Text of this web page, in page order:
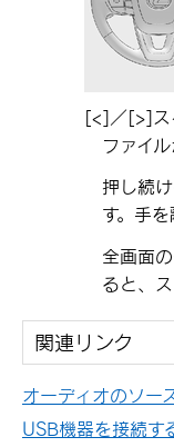
[‍<‍] ／[‍>‍]
ファイ
押し続
す。手
全画面
ると、ス
関連リンク
オーディオのソー
USB機器を接続す